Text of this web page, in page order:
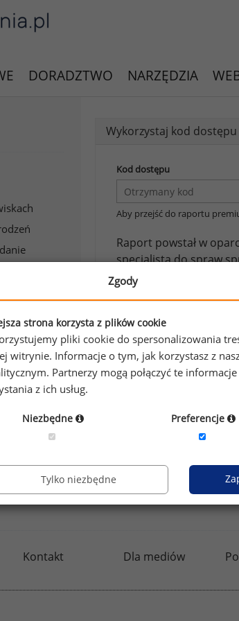
DORADZTWO NARZĘDZIA
firm
Wykorzystaj kod
Kod dostępu
Aby przejść do raportu
Raport powstał w
specjalista do spraw
Jeżeli posiadasz
sprawdzić raporty dla
Aby otrzymać
sedlak.pl kfw.sedlak.pl
Kontakt Dla mediów
Zgody
strona korzysta z plików cookie
pliki cookie do spersonalizowania
witrynie. Informacje o tym, jak korzystasz z
Partnerzy mogą połączyć te
z ich usług.
Niezbędne Preferencje
Tylko niezbędne